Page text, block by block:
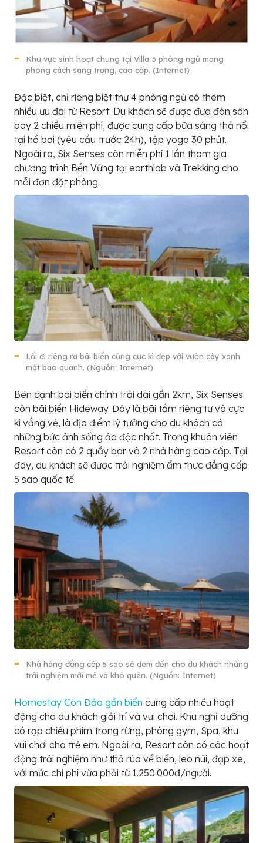
Khu vực sinh hoạt chung tại Villa 3 phòng ngủ mang
phong cách sang trọng, cao cấp. (Internet)
Đặc biệt, chỉ riêng biệt thự 4 phòng ngủ có thêm
nhiều ưu đãi từ Resort. Du khách sẽ được đưa đón sân
bay 2 chiều miễn phí, được cung cấp bữa sáng thả nổi
tại hồ bơi (yêu cầu trước 24h), tập yoga 30 phút.
Ngoài ra, Six Senses còn miễn phí 1 lần tham gia
chương trình Bền Vững tại earthlab và Trekking cho
mỗi đơn đặt phòng.
Lối đi riêng ra bãi biển cũng cực kì đẹp với vườn cây xanh
mát bao quanh. (Nguồn: Internet)
Bên cạnh bãi biển chính trải dài gần 2km, Six Senses
còn bãi biển Hideway. Đây là bãi tắm riêng tư và cực
kì vắng vẻ, là địa điểm lý tưởng cho du khách có
những bức ảnh sống ảo độc nhất. Trong khuôn viên
Resort còn có 2 quầy bar và 2 nhà hàng cao cấp. Tại
đây, du khách sẽ được trải nghiệm ẩm thực đẳng cấp
5 sao quốc tế.
Nhà hàng đẳng cấp 5 sao sẽ đem đến cho du khách những
trải nghiệm mới mẻ và khó quên. (Nguồn: Internet)
Homestay Côn Đảo gần biển cung cấp nhiều hoạt
động cho du khách giải trí và vui chơi. Khu nghỉ dưỡng
có rạp chiếu phim trong rừng, phòng gym, Spa, khu
vui chơi cho trẻ em. Ngoài ra, Resort còn có các hoạt
động trải nghiệm như thả rùa về biển, leo núi, đạp xe,
với mức chi phí vừa phải từ 1.250.000đ/người.